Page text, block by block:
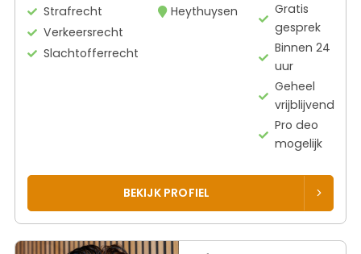
Strafrecht
Verkeersrecht
Slachtofferrecht
Heythuysen
Gratis
gesprek
Binnen 24
uur
Geheel
vrijblijvend
Pro deo
mogelijk
BEKIJK PROFIEL